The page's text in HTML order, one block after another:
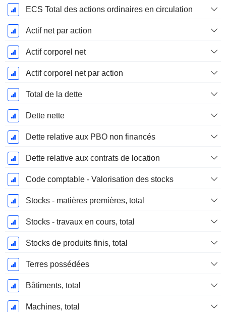
ECS Total des actions ordinaires en circulation
Actif net par action
Actif corporel net
Actif corporel net par action
Total de la dette
Dette nette
Dette relative aux PBO non financés
Dette relative aux contrats de location
Code comptable - Valorisation des stocks
Stocks - matières premières, total
Stocks - travaux en cours, total
Stocks de produits finis, total
Terres possédées
Bâtiments, total
Machines, total